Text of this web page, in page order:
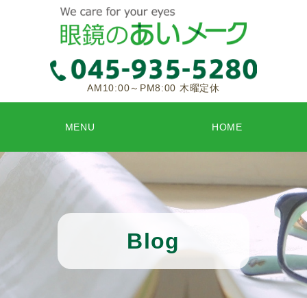
AM10:00～PM8:00 木曜定休
MENU HOME
Blog